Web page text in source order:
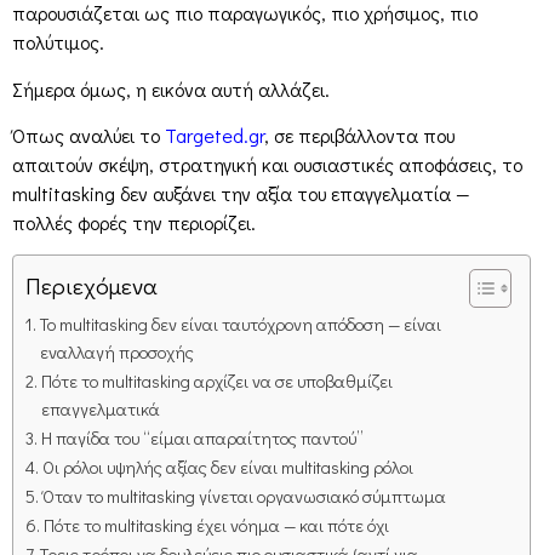
παρουσιάζεται ως πιο παραγωγικός, πιο χρήσιμος, πιο
πολύτιμος.
Σήμερα όμως, η εικόνα αυτή αλλάζει.
Όπως αναλύει το Targeted.gr, σε περιβάλλοντα που
απαιτούν σκέψη, στρατηγική και ουσιαστικές αποφάσεις, το
multitasking δεν αυξάνει την αξία του επαγγελματία —
πολλές φορές την περιορίζει.
Περιεχόμενα
Το multitasking δεν είναι ταυτόχρονη απόδοση — είναι
εναλλαγή προσοχής
Πότε το multitasking αρχίζει να σε υποβαθμίζει
επαγγελματικά
Η παγίδα του “είμαι απαραίτητος παντού”
Οι ρόλοι υψηλής αξίας δεν είναι multitasking ρόλοι
Όταν το multitasking γίνεται οργανωσιακό σύμπτωμα
Πότε το multitasking έχει νόημα — και πότε όχι